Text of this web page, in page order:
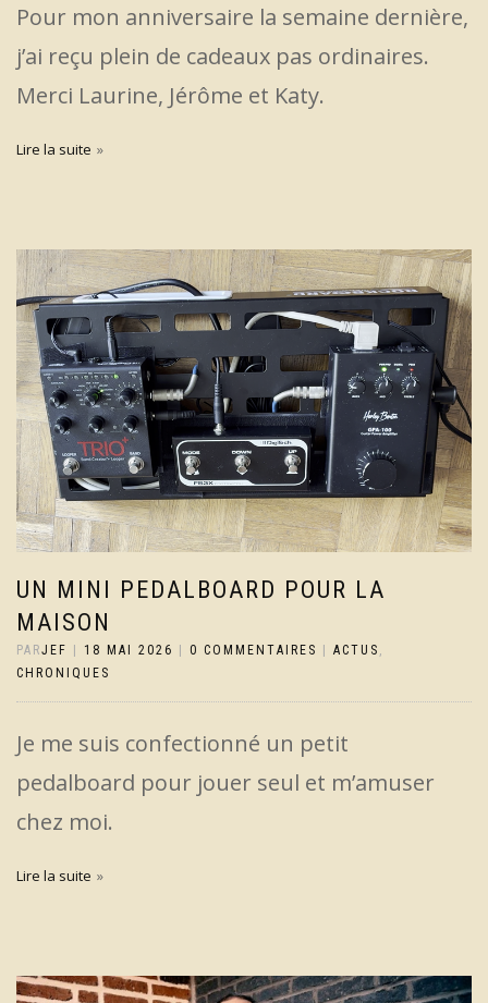
Pour mon anniversaire la semaine dernière,
j’ai reçu plein de cadeaux pas ordinaires.
Merci Laurine, Jérôme et Katy.
Lire la suite
UN MINI PEDALBOARD POUR LA
MAISON
PARJEF 18 MAI 2026 0 COMMENTAIRES ACTUS ,
CHRONIQUES
Je me suis confectionné un petit
pedalboard pour jouer seul et m’amuser
chez moi.
Lire la suite